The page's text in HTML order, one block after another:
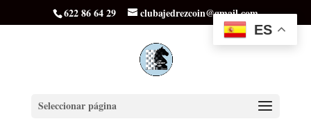
622 86 64 29 clubajedrezcoin@gmail.com
Seleccionar página
ES